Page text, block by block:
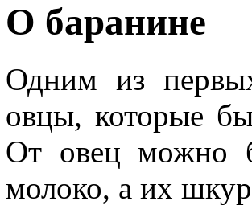
О баранине
Одним из
овцы, которые
От овец можно
молоко, а их